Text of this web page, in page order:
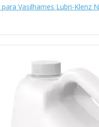
Vasilhames Lubri-Klenz N